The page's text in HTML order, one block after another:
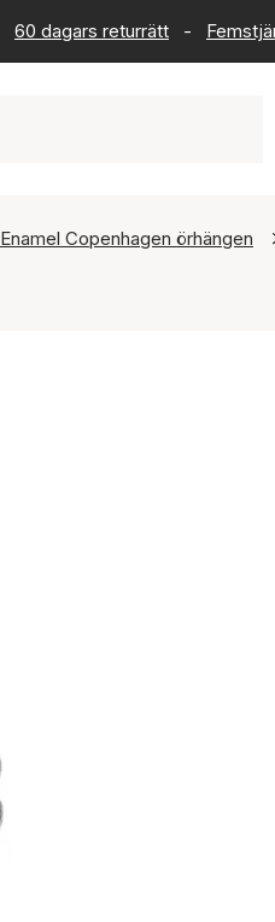
60 dagars returrätt -
Enamel Copenhagen örhängen